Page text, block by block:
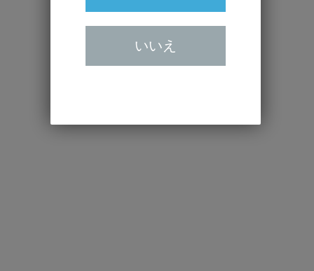
いいえ